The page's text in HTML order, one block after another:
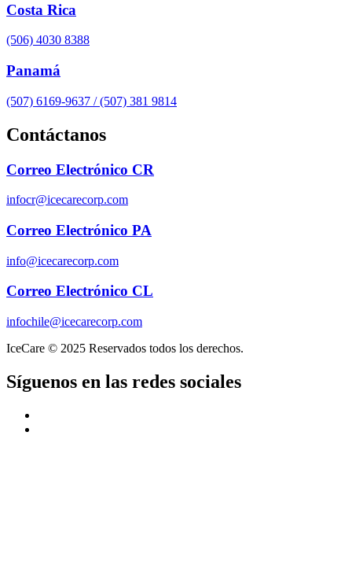
Costa Rica
(506) 4030 8388
Panamá
(507) 6169-9637 / (507) 381 9814
Contáctanos
Correo Electrónico CR
infocr@icecarecorp.com
Correo Electrónico PA
info@icecarecorp.com
Correo Electrónico CL
infochile@icecarecorp.com
IceCare © 2025 Reservados todos los derechos.
Síguenos en las redes sociales